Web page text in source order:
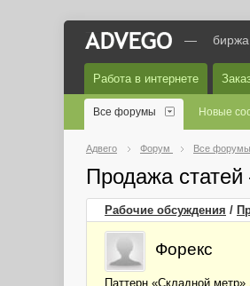
—
Работа в интернете
Все форумы Новые
Адвего Форум Все форумы
Продажа
Рабочие обсуждения /
Форекс
Паттерн «Складной